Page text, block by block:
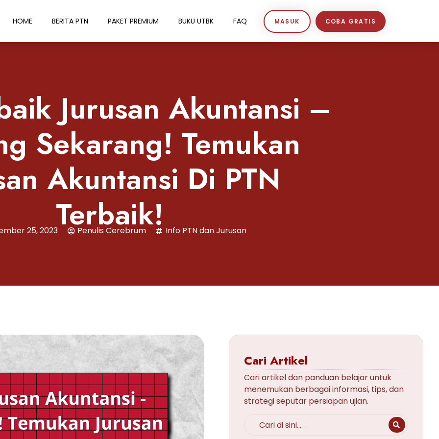
HOME BERITA PTN PAKET PREMIUM BUKU UTBK FAQ MASUK COBA GRATIS
Jurusan Akuntansi –
Sekarang! Temukan
Akuntansi Di PTN
Terbaik!
25, 2023 Penulis Cerebrum Info PTN dan Jurusan
Cari Artikel
Cari artikel dan panduan belajar untuk
menemukan berbagai informasi, tips, dan
strategi seputar persiapan ujian.